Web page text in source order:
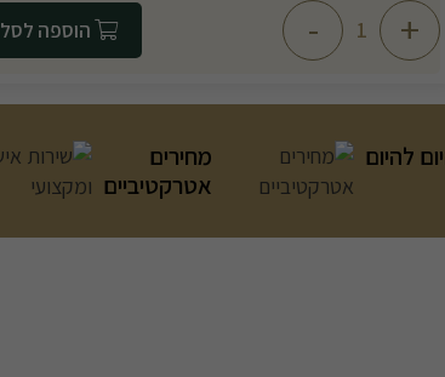
+
-
להיום
מחירים
אטרקטיביים